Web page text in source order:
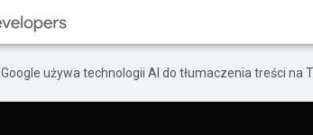
Google używa technologii AI do tłumaczenia treści